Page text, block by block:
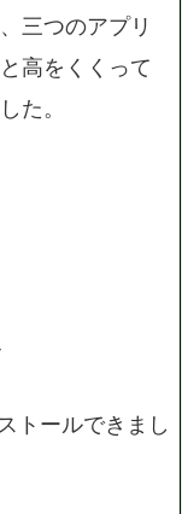
三つのアプリ
高をくくって
た。
トールできまし